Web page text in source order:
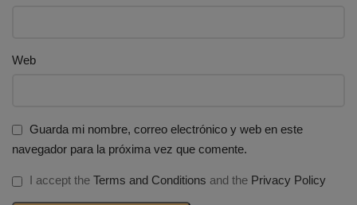
Web
Guarda mi nombre, correo electrónico y web en este
navegador para la próxima vez que comente.
I accept the Terms and Conditions and the Privacy Policy